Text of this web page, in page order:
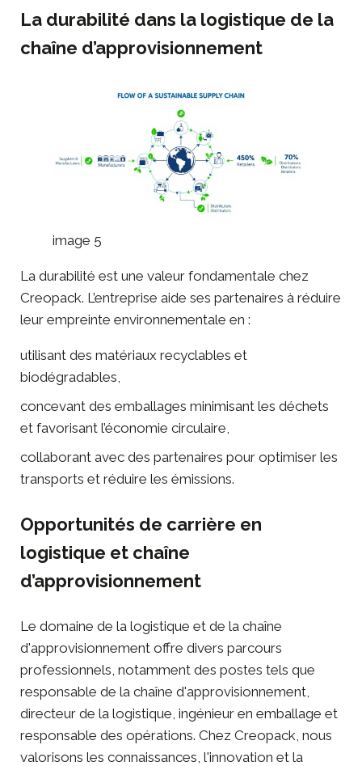
La durabilité dans la logistique de la
chaîne d’approvisionnement
image 5
La durabilité est une valeur fondamentale chez
Creopack. L’entreprise aide ses partenaires à réduire
leur empreinte environnementale en :
utilisant des matériaux recyclables et
biodégradables,
concevant des emballages minimisant les déchets
et favorisant l’économie circulaire,
collaborant avec des partenaires pour optimiser les
transports et réduire les émissions.
Opportunités de carrière en
logistique et chaîne
d’approvisionnement
Le domaine de la logistique et de la chaîne
d'approvisionnement offre divers parcours
professionnels, notamment des postes tels que
responsable de la chaîne d'approvisionnement,
directeur de la logistique, ingénieur en emballage et
responsable des opérations. Chez Creopack, nous
valorisons les connaissances, l'innovation et la